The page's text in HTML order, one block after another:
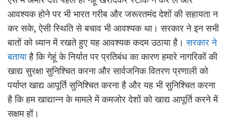
आवश्यक होने पर भी भारत गरीब और जरूरतमंद देशों की सहायता न
कर सके, ऐसी स्थिति से बचाव भी आवश्यक था। सरकार ने इन सभी
बातों को ध्यान में रखते हुए यह आवश्यक कदम उठाया है।सरकार ने
बतायाहै कि गेहूं के निर्यात पर प्रतिबंध का कारण हमारे नागरिकों की
खाद्य सुरक्षा सुनिश्चित करना और सार्वजनिक वितरण प्रणाली को
पर्याप्त खाद्य आपूर्ति सुनिश्चित करना है और यह भी सुनिश्चित करना
है कि हम खाद्यान्न के मामले में कमजोर देशों को खाद्य आपूर्ति करने में
सक्षम हों।